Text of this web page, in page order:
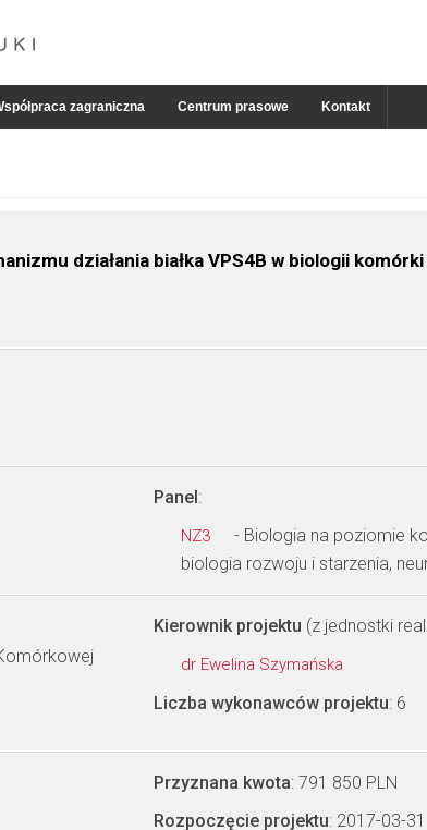
zagraniczna Centrum prasowe Kontakt
działania białka VPS4B w biologii
Panel:
NZ3
- Biologia na poziomie
biologia rozwoju i starzenia,
Kierownik projektu (z jednostki
dr Ewelina Szymańska
Liczba wykonawców projektu: 6
Przyznana kwota: 791 850 PLN
Rozpoczęcie projektu: 2017-03-31